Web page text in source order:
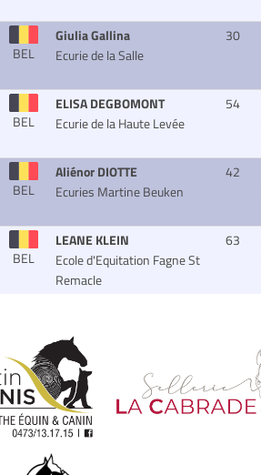
BEL
Giulia Gallina
Ecurie de la Salle
30
BEL
ELISA DEGBOMONT
Ecurie de la Haute Levée
54
BEL
Aliénor DIOTTE
Ecuries Martine Beuken
42
BEL
LEANE KLEIN
Ecole d'Equitation Fagne St
Remacle
63